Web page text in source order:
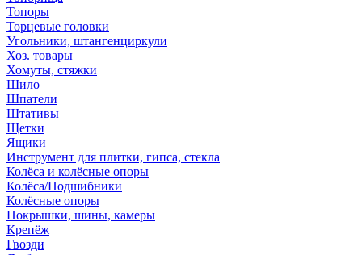
Топоры
Торцевые головки
Угольники, штангенциркули
Хоз. товары
Хомуты, стяжки
Шило
Шпатели
Штативы
Щетки
Ящики
Инструмент для плитки, гипса, стекла
Колёса и колёсные опоры
Колёса/Подшибники
Колёсные опоры
Покрышки, шины, камеры
Крепёж
Гвозди